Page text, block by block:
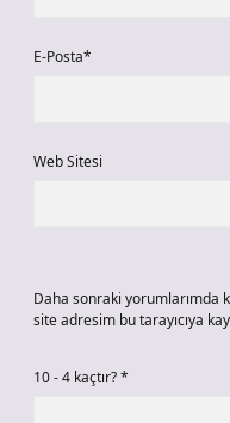
E-Posta*
Web Sitesi
Daha sonraki yorumlarımda
site adresim bu tarayıcıya
10 - 4 kaçtır?*